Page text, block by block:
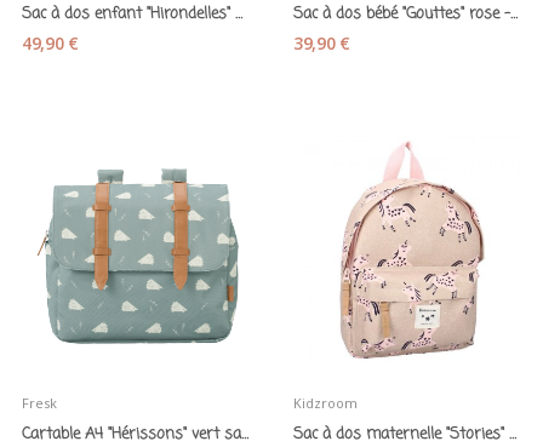
Sac à dos enfant "Hirondelles" mauve - Fresk
49,90 €
Sac à dos bébé "Gouttes" rose - Fresk
39,90 €
Fresk
Cartable A4 "Hérissons" vert sauge - Fresk
Kidzroom
Sac à dos maternelle "Stories" Licornes...